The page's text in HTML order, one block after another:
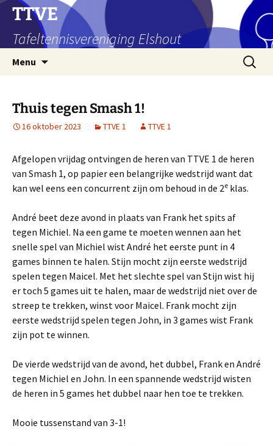
Ga
naar
inhoud
TTVE
Tafeltennisvereniging Elshout
Menu
Zoeken
naar:
Thuis tegen Smash 1!
16 oktober 2023 TTVE 1 TTVE 1
Afgelopen vrijdag ontvingen de heren van TTVE 1 de heren
van Smash 1, op papier een belangrijke wedstrijd want dat
kan wel eens een concurrent zijn om behoud in de 2e klas.
André beet deze avond in plaats van Frank het spits af
tegen Michiel. Na een game te moeten wennen aan het
snelle spel van Michiel wist André het eerste punt in 4
games binnen te halen. Stijn mocht zijn eerste wedstrijd
spelen tegen Maicel. Met het slechte spel van Stijn wist hij
er toch 5 games uit te halen, maar de wedstrijd niet over de
streep te trekken, winst voor Maicel. Frank mocht zijn
eerste wedstrijd spelen tegen John, in 3 games wist Frank
zijn pot te winnen.
De vierde wedstrijd van de avond, het dubbel, Frank en André
tegen Michiel en John. In een spannende wedstrijd wisten
de heren in 5 games het dubbel naar hen toe te trekken.
Mooie tussenstand van 3-1!